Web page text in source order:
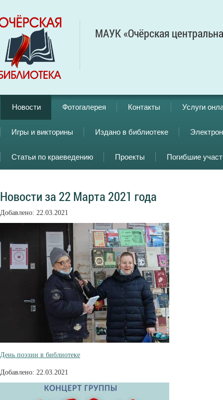
МАУК «Очёрская
Новости Фотогалерея Контакты Услуги
Игры и викторины Издано в библиотеке
Статьи по краеведению Проекты Погибшие
Новости за 22 Марта 2021 года
Добавлено: 22.03.2021
День поэзии в библиотеке
Добавлено: 22.03.2021